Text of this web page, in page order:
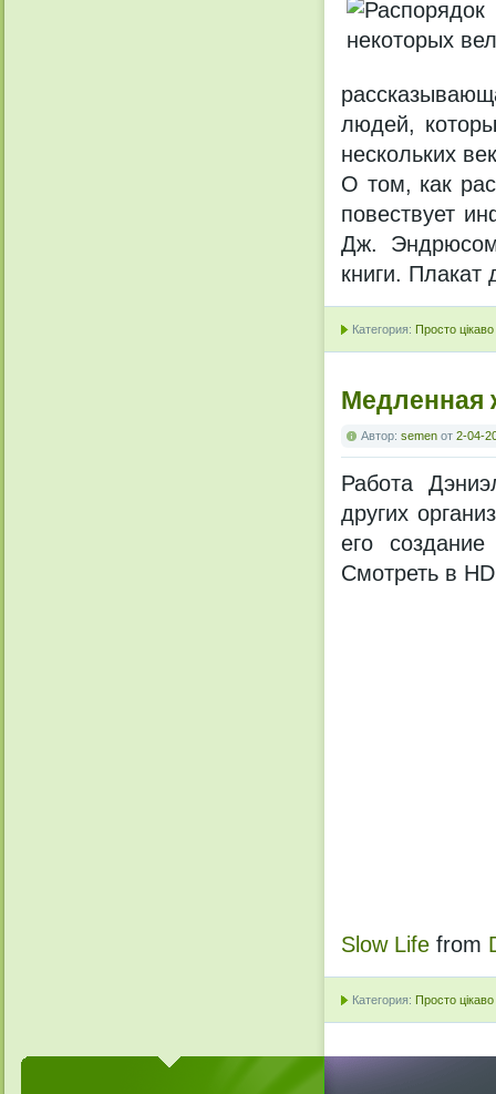
людей,
нескольких
О том, как
повествует
Дж.
книги. Плакат
Категория: Просто цікаво
Медленная
Автор: semen от 2-04-
Работа
других
его
Смотреть в
Slow Life from
Категория: Просто цікаво